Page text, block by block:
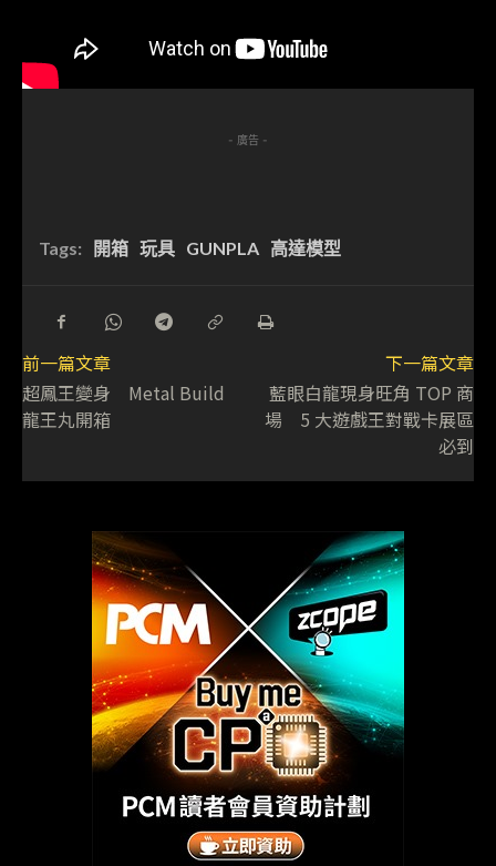
- 廣告 -
Tags: 開箱 玩具 GUNPLA 高達模型
前一篇文章
超鳳王變身 Metal Build
龍王丸開箱
下一篇文章
藍眼白龍現身旺角 TOP 商
場 5 大遊戲王對戰卡展區
必到